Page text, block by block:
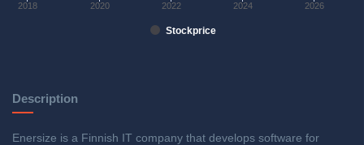
Stockprice
2018 2020 2022 2024 2026
Description
Enersize is a Finnish IT company that develops software for